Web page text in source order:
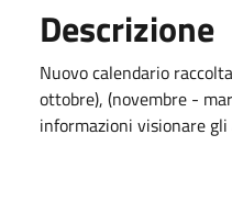
Descrizione
Nuovo calendario
ottobre), (novembre -
informazioni visionare